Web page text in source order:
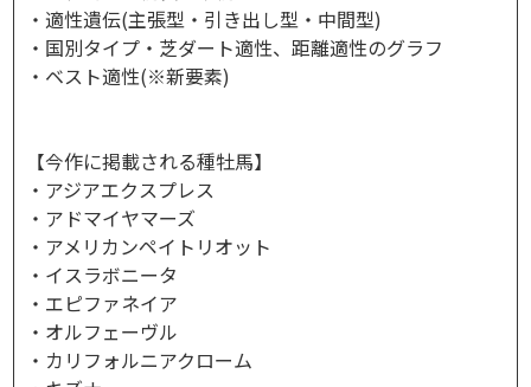
・適性遺伝(主張型・引き出し型・中間型)
・国別タイプ・芝ダート適性、距離適性のグラフ
・ベスト適性(※新要素)
【今作に掲載される種牡馬】
​・アジアエクスプレス
・アドマイヤマーズ
・アメリカンペイトリオット
・イスラボニータ
・エピファネイア
・オルフェーヴル
・カリフォルニアクローム